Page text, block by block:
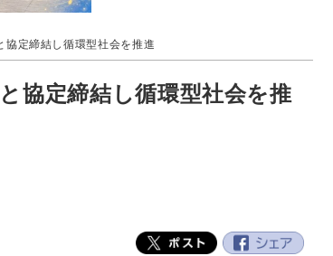
定締結し循環型社会を推進
協定締結し循環型社会を推